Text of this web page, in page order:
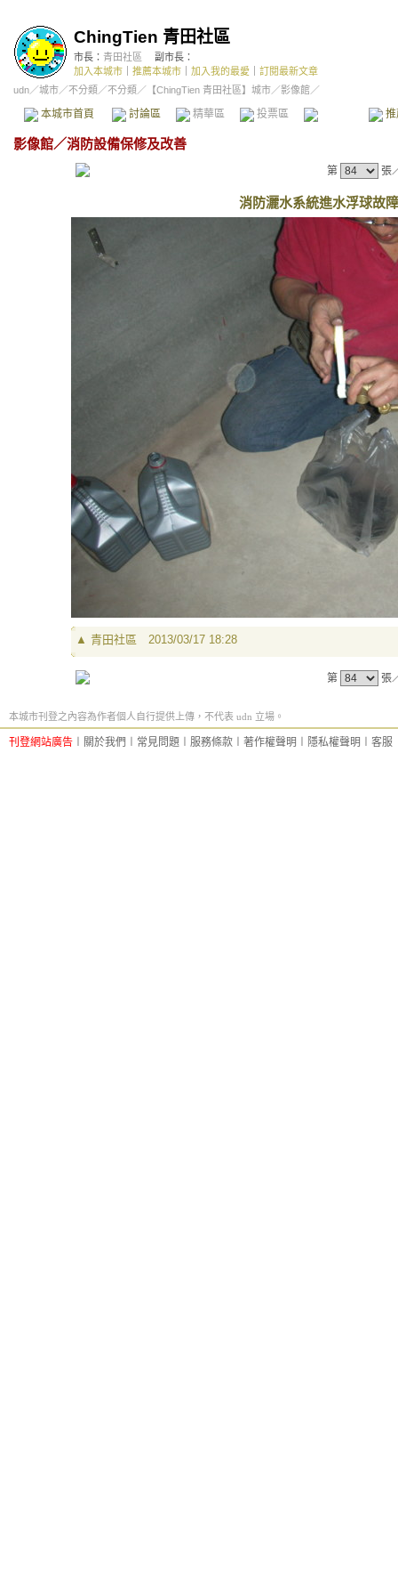
ChingTien 青田社區
市長： 青田社區
副市長：
加入本城市
推薦本城市 加入我的最愛
訂閱最新文章
udn／城市／不分類 ／不分類 ／ 【ChingTien 青田社區】城市／影像館／
本城市首頁 討論區 精華區 投票區 影像館
影像館／消防設備保修及改善
第 張
消防灑水系統進水浮球故
▲ 青田社區 2013/03/17 18:28
第 張
本城市刊登之內容為作者個人自行提供上傳，不代表 udn 立場。
刊登網站廣告 關於我們 常見問題 服務條款 著作權聲明 隱私權聲明 客服